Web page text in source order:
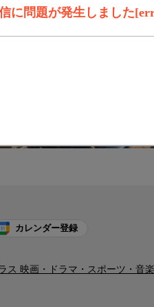
に問題が発生しました
カレンダー登録
ス 映画・ドラマ・スポーツ・音楽